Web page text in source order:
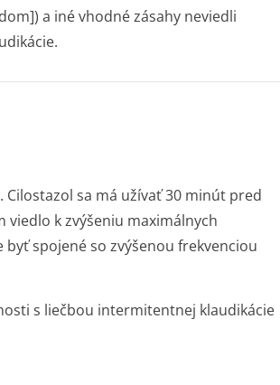
a iné vhodné zásahy neviedli
sa má užívať 30 minút pred
viedlo k zvýšeniu maximálnych
spojené so zvýšenou frekvenciou
s liečbou intermitentnej klaudikácie